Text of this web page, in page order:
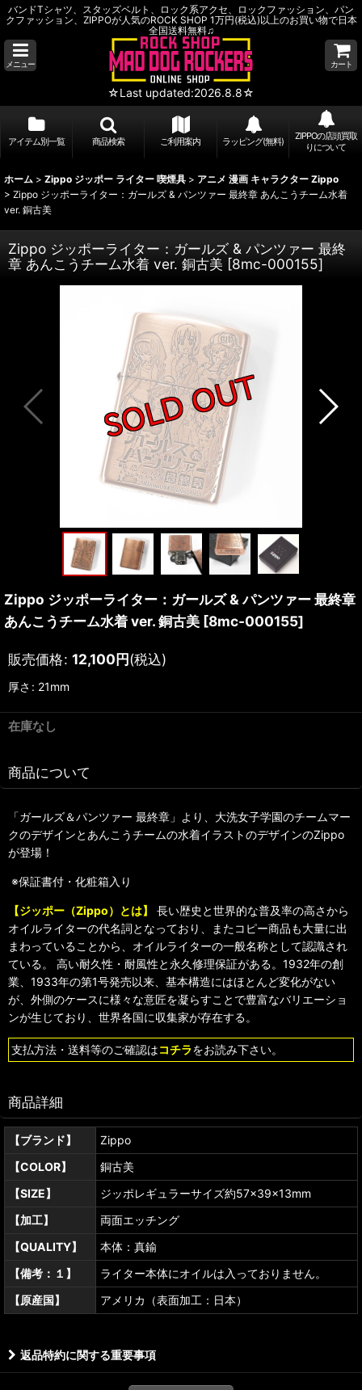
バンドTシャツ、スタッズベルト、ロック系アクセ、ロックファッション、パン
クファッション、ZIPPOが人気のROCK SHOP 1万円(税込)以上のお買い物で日本
全国送料無料♫
メニュー
☆Last updated:2026.8.8☆
カート
アイテム別一覧 商品検索 ご利用案内 ラッピング(無料)
ZIPPOの店頭買取
りについて
ホーム > Zippo ジッポー ライター 喫煙具 > アニメ 漫画 キャラクター Zippo
> Zippo ジッポーライター：ガールズ & パンツァー 最終章 あんこうチーム水着
ver. 銅古美
Zippo ジッポーライター：ガールズ & パンツァー 最終
章 あんこうチーム水着 ver. 銅古美 [8mc-000155]
Zippo ジッポーライター：ガールズ & パンツァー 最終章
あんこうチーム水着 ver. 銅古美 [8mc-000155]
販売価格: 12,100円(税込)
厚さ : 21mm
在庫なし
商品について
「ガールズ＆パンツァー 最終章」より、大洗女子学園のチームマー
クのデザインとあんこうチームの水着イラストのデザインのZippo
が登場！
※保証書付・化粧箱入り
【ジッポー（Zippo）とは】
長い歴史と世界的な普及率の高さから
オイルライターの代名詞となっており、またコピー商品も大量に出
まわっていることから、オイルライターの一般名称として認識され
ている。 高い耐久性・耐風性と永久修理保証がある。1932年の創
業、1933年の第1号発売以来、基本構造にはほとんど変化がない
が、外側のケースに様々な意匠を凝らすことで豊富なバリエーショ
ンが生じており、世界各国に収集家が存在する。
支払方法・送料等のご確認はコチラをお読み下さい。
商品詳細
【ブランド】
Zippo
【COLOR】
銅古美
【SIZE】
ジッポレギュラーサイズ約57×39×13mm
【加工】
両面エッチング
【QUALITY】
本体：真鍮
【備考：１】
ライター本体にオイルは入っておりません。
【原産国】
アメリカ（表面加工：日本）
返品特約に関する重要事項